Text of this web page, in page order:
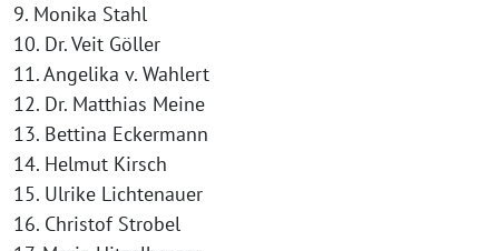
9. Monika Stahl
10. Dr. Veit Göller
11. Angelika v. Wahlert
12. Dr. Matthias Meine
13. Bettina Eckermann
14. Helmut Kirsch
15. Ulrike Lichtenauer
16. Christof Strobel